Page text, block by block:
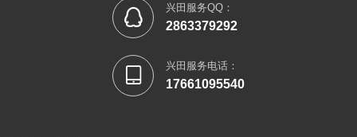
 兴田服务QQ：
2863379292
 兴田服务电话：
17661095540